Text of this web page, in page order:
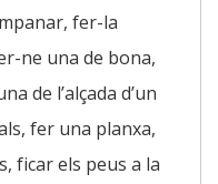
fer-la
ne una de bona,
de l’alçada d’un
fer una planxa,
ficar els peus a la